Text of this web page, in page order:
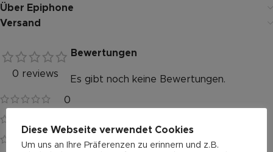
Über Epiphone
Versand
0 reviews
0
0
Bewertungen
Es gibt noch keine Bewertungen.
Diese Webseite verwendet Cookies
Um uns an Ihre Präferenzen zu erinnern und z.B.